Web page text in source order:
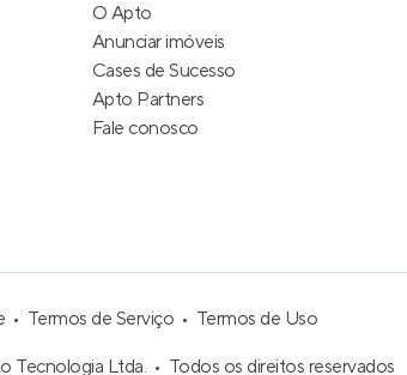
O Apto
Anunciar imóveis
Cases de Sucesso
Apto Partners
Fale conosco
Termos de Serviço
Termos de Uso
Tecnologia Ltda. Todos os direitos reservados